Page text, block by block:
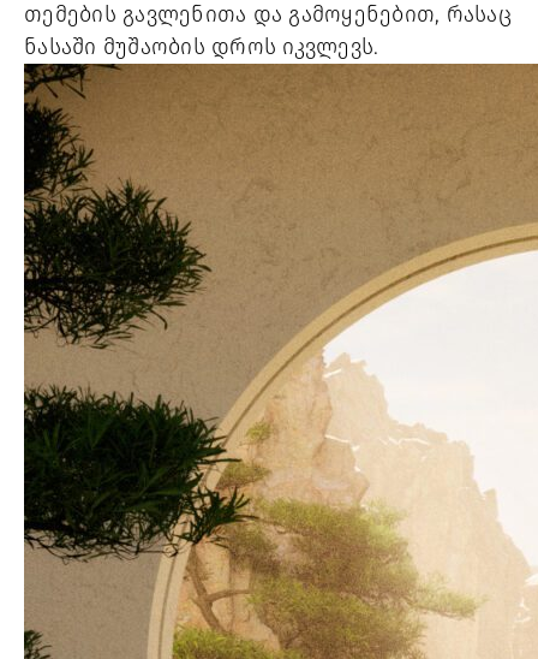
თემების გავლენითა და გამოყენებით, რასაც
ნასაში მუშაობის დროს იკვლევს.